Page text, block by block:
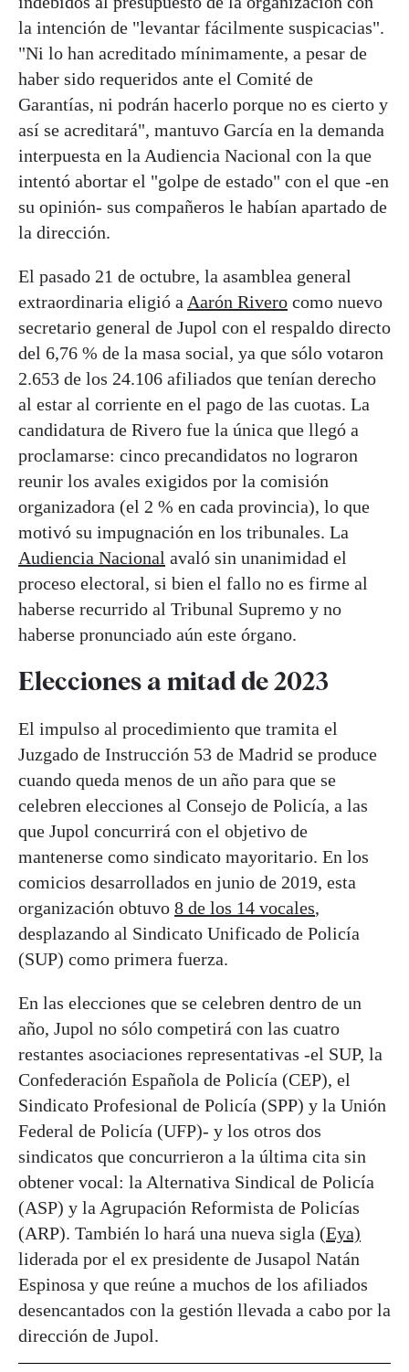
la intención de "levantar fácilmente suspicacias".
"Ni lo han acreditado mínimamente, a pesar de
haber sido requeridos ante el Comité de
Garantías, ni podrán hacerlo porque no es cierto y
así se acreditará", mantuvo García en la demanda
interpuesta en la Audiencia Nacional con la que
intentó abortar el "golpe de estado" con el que -en
su opinión- sus compañeros le habían apartado de
la dirección.
El pasado 21 de octubre, la asamblea general
extraordinaria eligió a Aarón Rivero como nuevo
secretario general de Jupol con el respaldo directo
del 6,76 % de la masa social, ya que sólo votaron
2.653 de los 24.106 afiliados que tenían derecho
al estar al corriente en el pago de las cuotas. La
candidatura de Rivero fue la única que llegó a
proclamarse: cinco precandidatos no lograron
reunir los avales exigidos por la comisión
organizadora (el 2 % en cada provincia), lo que
motivó su impugnación en los tribunales. La
Audiencia Nacional avaló sin unanimidad el
proceso electoral, si bien el fallo no es firme al
haberse recurrido al Tribunal Supremo y no
haberse pronunciado aún este órgano.
Elecciones a mitad de 2023
El impulso al procedimiento que tramita el
Juzgado de Instrucción 53 de Madrid se produce
cuando queda menos de un año para que se
celebren elecciones al Consejo de Policía, a las
que Jupol concurrirá con el objetivo de
mantenerse como sindicato mayoritario. En los
comicios desarrollados en junio de 2019, esta
organización obtuvo 8 de los 14 vocales,
desplazando al Sindicato Unificado de Policía
(SUP) como primera fuerza.
En las elecciones que se celebren dentro de un
año, Jupol no sólo competirá con las cuatro
restantes asociaciones representativas -el SUP, la
Confederación Española de Policía (CEP), el
Sindicato Profesional de Policía (SPP) y la Unión
Federal de Policía (UFP)- y los otros dos
sindicatos que concurrieron a la última cita sin
obtener vocal: la Alternativa Sindical de Policía
(ASP) y la Agrupación Reformista de Policías
(ARP). También lo hará una nueva sigla (Eya)
liderada por el ex presidente de Jusapol Natán
Espinosa y que reúne a muchos de los afiliados
desencantados con la gestión llevada a cabo por la
dirección de Jupol.